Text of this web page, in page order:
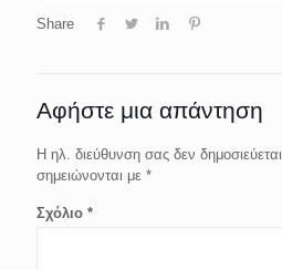
Share
Αφήστε μια απάντηση
Η ηλ. διεύθυνση σας δεν δημοσιεύεται.
σημειώνονται με *
Σχόλιο *